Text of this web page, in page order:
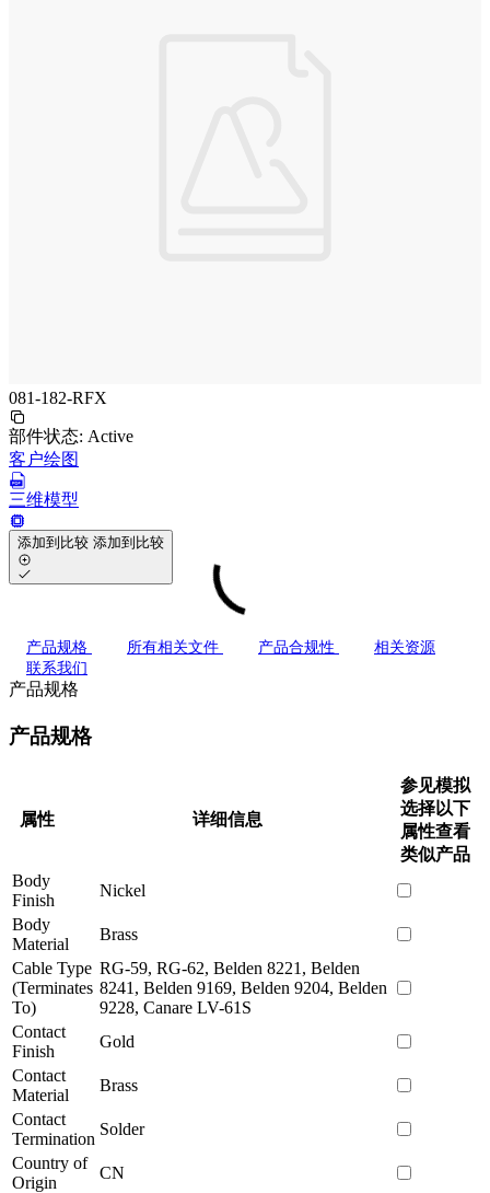
081-182-RFX
部件状态: Active
客户绘图
三维模型
添加到比较 添加到比较
产品规格 所有相关文件 产品合规性
相关资源
联系我们
产品规格
产品规格
属性 详细信息
参见模拟
选择以下
属性查看
类似产品
Body
Finish
Nickel
Body
Material
Brass
Cable Type
(Terminates
To)
RG-59, RG-62, Belden 8221, Belden
8241, Belden 9169, Belden 9204, Belden
9228, Canare LV-61S
Contact
Finish
Gold
Contact
Material
Brass
Contact
Termination
Solder
Country of
Origin
CN